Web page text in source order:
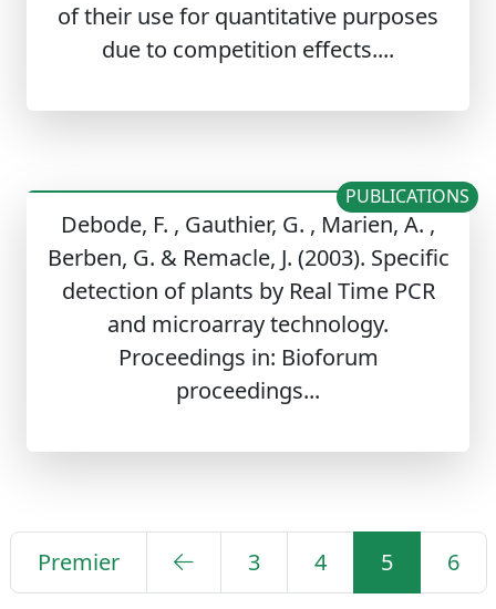
of their use for quantitative purposes
due to competition effects....
Debode, F. , Gauthier, G. , Marien, A. ,
Berben, G. & Remacle, J. (2003). Specific
detection of plants by Real Time PCR
and microarray technology.
Proceedings in: Bioforum
proceedings...
PUBLICATIONS
Premier 3 4 5 6